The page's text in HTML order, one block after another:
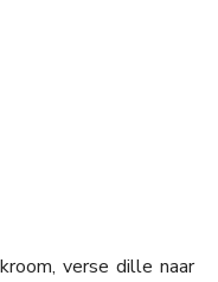
verse dille naar